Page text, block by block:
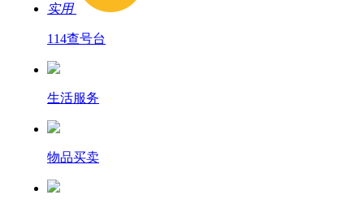
实用
114查号台
生活服务
物品买卖